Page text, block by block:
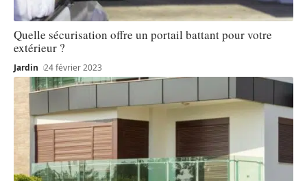
Quelle sécurisation offre un portail battant pour votre
extérieur ?
Jardin 24 février 2023